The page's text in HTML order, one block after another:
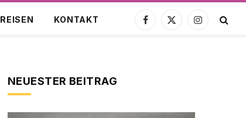
REISEN KONTAKT
Facebook
X
Instagram
NEUESTER BEITRAG